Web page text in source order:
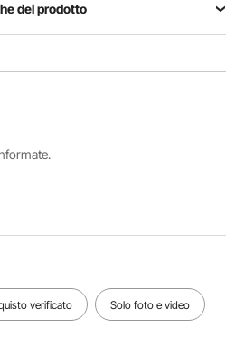
del prodotto
Potenza
Portata
verificato Solo foto e video